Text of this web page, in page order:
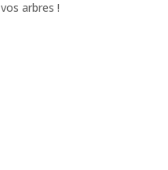
vos arbres !